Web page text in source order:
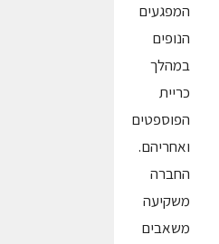
המפגעים
הנופים
במהלך
כריית
הפוספטים
ואחריהם.
החברה
משקיעה
משאבים